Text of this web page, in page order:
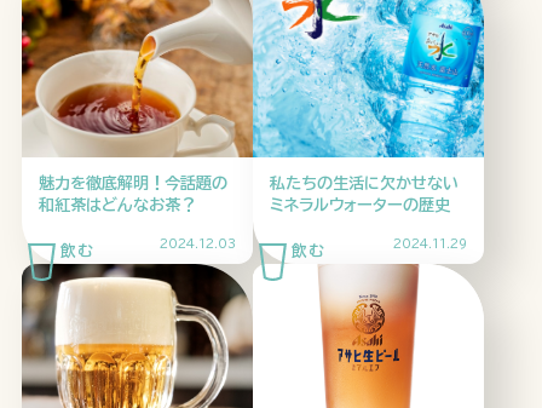
企業情報 ニュースリリース
プライバシーポリシー 推奨環境
ご利用規約
魅力を徹底解明！今話題の
和紅茶はどんなお茶？
2024.12.03
私たちの生活に欠かせない
ミネラルウォーターの歴史
2024.11.29